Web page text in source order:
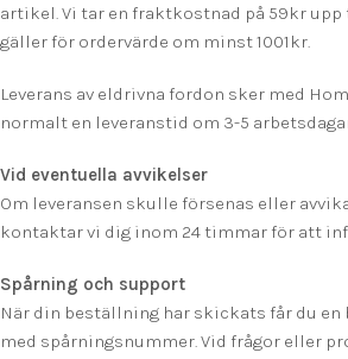
artikel. Vi tar en fraktkostnad på 59kr upp
gäller för ordervärde om minst 1001kr.
Leverans av eldrivna fordon sker med
normalt en leveranstid om 3-5
Vid eventuella avvikelser
Om leveransen skulle försenas eller
kontaktar vi dig inom 24 timmar för att
Spårning och support
När din beställning har skickats får du
med spårningsnummer. Vid frågor eller